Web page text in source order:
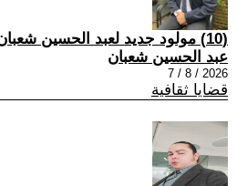
(10) مولود جديد لعبد الحسين شعبان
عبد الحسين شعبان
2026 / 8 / 7
قضايا ثقافية